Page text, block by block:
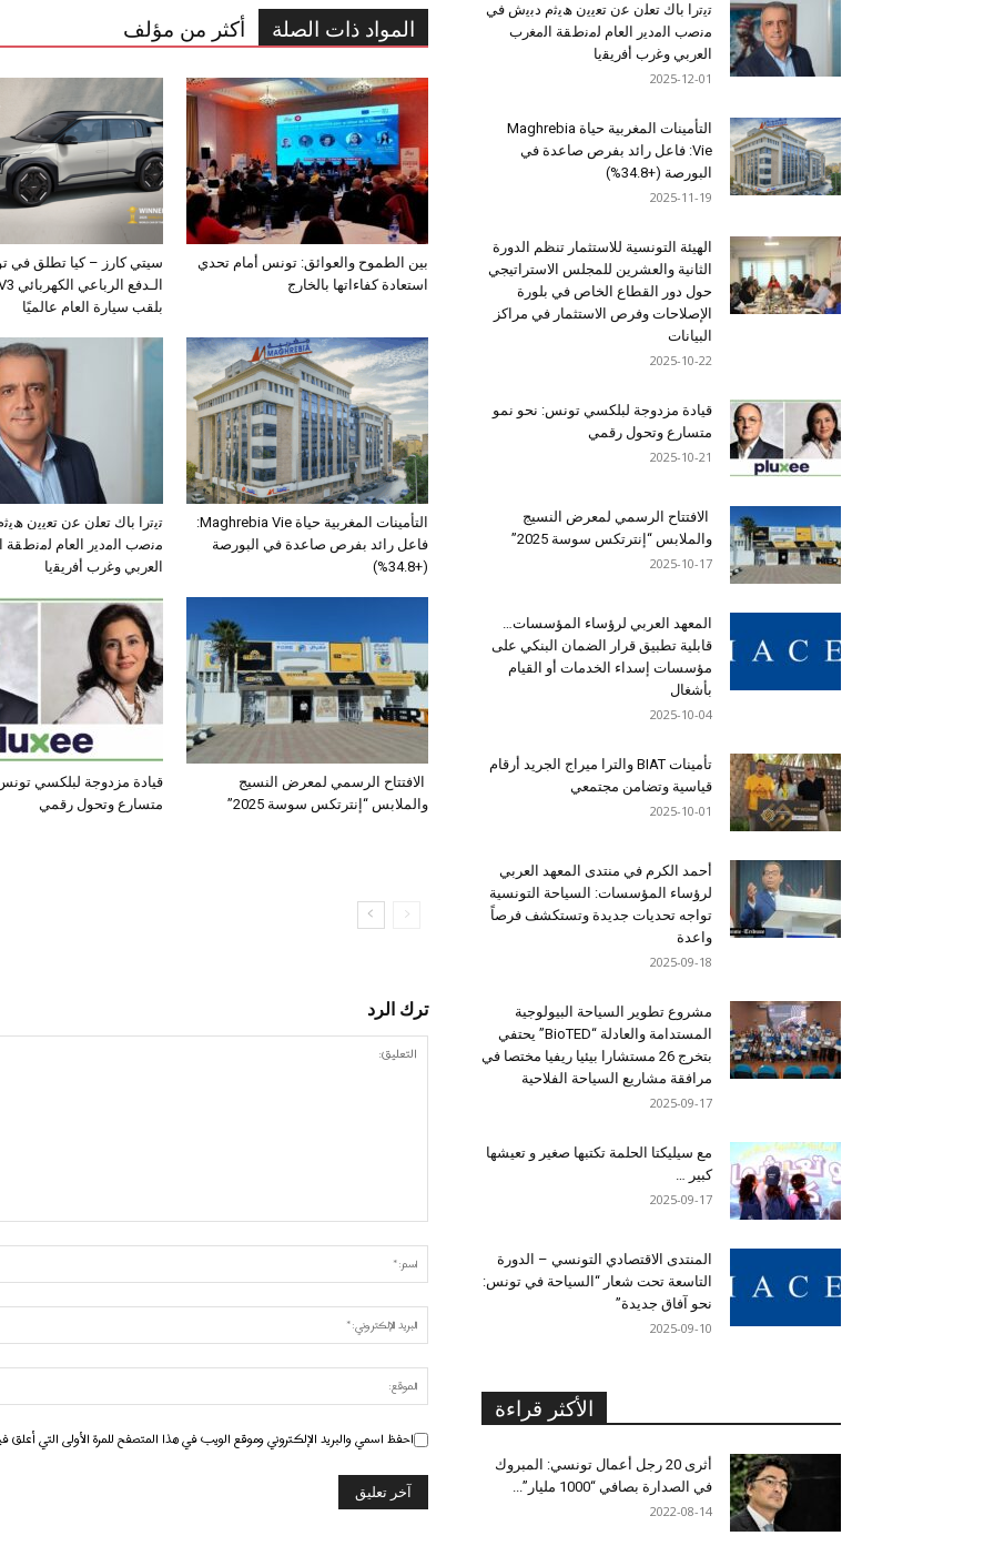
المواد ذات الصلة أكثر من مؤلف
سيتي كارز – كيا تطلق في
بلقب سيارة العام عالميًا
بين الطموح والعوائق: تونس أمام تحدي
استعادة كفاءاتها بالخارج
ﺗﯾﺗرا ﺑﺎك ﺗﻌﻠن ﻋن ﺗﻌﯾﯾن
ﻣﻧﺻب اﻟﻣدﯾر اﻟﻌﺎم ﻟﻣﻧطﻘﺔ
اﻟﻌرﺑﻲ وﻏرب أﻓرﯾﻘﯾﺎ
التأمينات المغربية حياة Maghrebia Vie:
فاعل رائد بفرص صاعدة في البورصة
(+34.8%)
قيادة مزدوجة لبلكسي
متسارع وتحول رقمي
الافتتاح الرسمي لمعرض النسيج
والملابس “إنترتكس سوسة 2025”
ترك الرد
احفظ اسمي والبريد الإلكتروني وموقع الويب في هذا المتصفح للمرة الأولى التي أعلق
ﺗﯾﺗرا ﺑﺎك ﺗﻌﻠن ﻋن ﺗﻌﯾﯾن ھﯾﺛم دﺑﯾش ﻓﻲ
ﻣﻧﺻب اﻟﻣدﯾر اﻟﻌﺎم ﻟﻣﻧطﻘﺔ اﻟﻣﻐرب
اﻟﻌرﺑﻲ وﻏرب أﻓرﯾﻘﯾﺎ
2025-12-01
التأمينات المغربية حياة Maghrebia
Vie: فاعل رائد بفرص صاعدة في
البورصة (+34.8%)
2025-11-19
الهيئة التونسية للاستثمار تنظم الدورة
الثانية والعشرين للمجلس الاستراتيجي
حول دور القطاع الخاص في بلورة
الإصلاحات وفرص الاستثمار في مراكز
البيانات
2025-10-22
قيادة مزدوجة لبلكسي تونس: نحو نمو
متسارع وتحول رقمي
2025-10-21
الافتتاح الرسمي لمعرض النسيج
والملابس “إنترتكس سوسة 2025”
2025-10-17
المعهد العربي لرؤساء المؤسسات…
قابلية تطبيق قرار الضمان البنكي على
مؤسسات إسداء الخدمات أو القيام
بأشغال
2025-10-04
تأمينات BIAT والترا ميراج الجريد أرقام
قياسية وتضامن مجتمعي
2025-10-01
أحمد الكرم في منتدى المعهد العربي
لرؤساء المؤسسات: السياحة التونسية
تواجه تحديات جديدة وتستكشف فرصاً
واعدة
2025-09-18
مشروع تطوير السياحة البيولوجية
المستدامة والعادلة “BioTED” يحتفي
بتخرج 26 مستشارا بيئيا ريفيا مختصا في
مرافقة مشاريع السياحة الفلاحية
2025-09-17
مع سيليكتا الحلمة تكتبها صغير و تعيشها
كبير …
2025-09-17
المنتدى الاقتصادي التونسي – الدورة
التاسعة تحت شعار “السياحة في تونس:
نحو آفاق جديدة”
2025-09-10
الأكثر قراءة
أثرى 20 رجل أعمال تونسي: المبروك
في الصدارة بصافي “1000 مليار”...
2022-08-14